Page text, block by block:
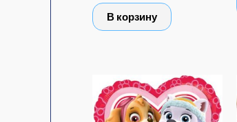
0
5
В корзину